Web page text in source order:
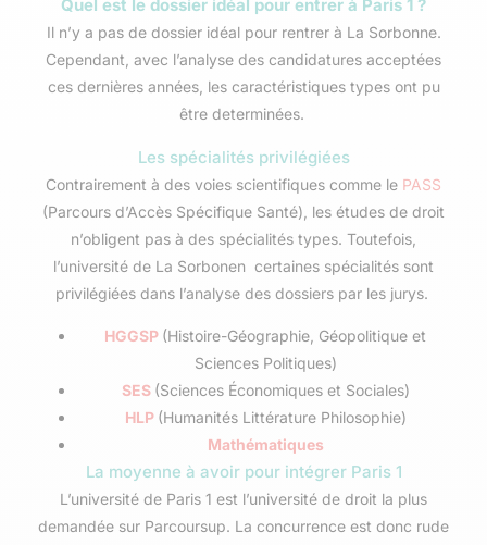
Quel est le dossier idéal pour entrer à Paris 1 ?
Il n’y a pas de dossier idéal pour rentrer à La Sorbonne.
Cependant, avec l’analyse des candidatures acceptées
ces dernières années, les caractéristiques types ont pu
être determinées.
Les spécialités privilégiées
Contrairement à des voies scientifiques comme le PASS
(Parcours d’Accès Spécifique Santé), les études de droit
n’obligent pas à des spécialités types. Toutefois,
l’université de La Sorbonen certaines spécialités sont
privilégiées dans l’analyse des dossiers par les jurys.
HGGSP (Histoire-Géographie, Géopolitique et
Sciences Politiques)
SES (Sciences Économiques et Sociales)
HLP (Humanités Littérature Philosophie)
Mathématiques
La moyenne à avoir pour intégrer Paris 1
L’université de Paris 1 est l’université de droit la plus
demandée sur Parcoursup. La concurrence est donc rude